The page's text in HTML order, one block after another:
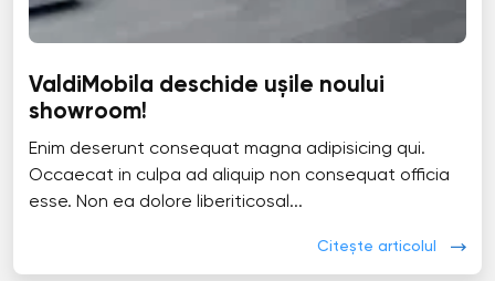
ValdiMobila deschide ușile noului
showroom!
Enim deserunt consequat magna adipisicing qui.
Occaecat in culpa ad aliquip non consequat officia
esse. Non ea dolore liberiticosal...
Citește articolul